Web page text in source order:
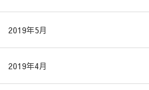
2019年5月
2019年4月